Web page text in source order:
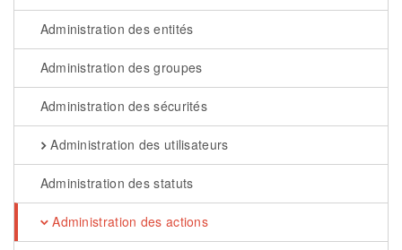
Administration des entités
Administration des groupes
Administration des sécurités
Administration des utilisateurs
Administration des statuts
Administration des actions